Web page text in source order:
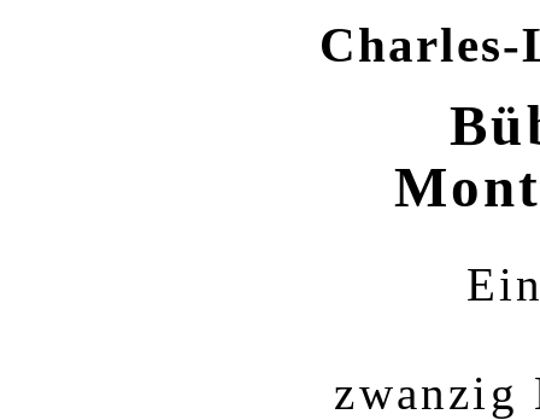
zwanzig